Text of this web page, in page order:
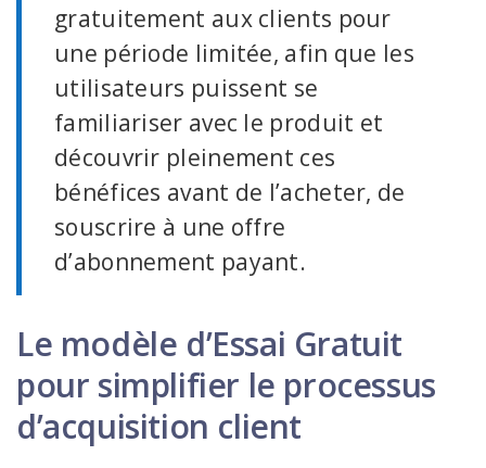
gratuitement aux clients pour
une période limitée, afin que les
utilisateurs puissent se
familiariser avec le produit et
découvrir pleinement ces
bénéfices avant de l’acheter, de
souscrire à une offre
d’abonnement payant.
Le modèle d’Essai Gratuit
pour simplifier le processus
d’acquisition client